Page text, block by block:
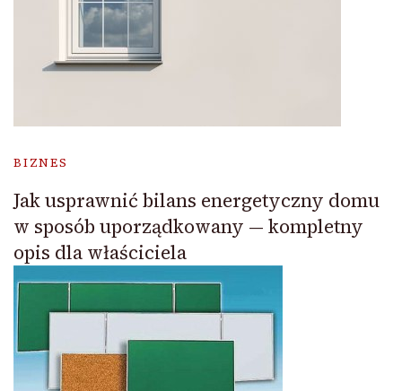
BIZNES
Jak usprawnić bilans energetyczny domu
w sposób uporządkowany — kompletny
opis dla właściciela